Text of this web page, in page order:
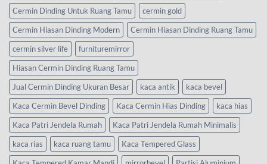
Cermin Dinding Untuk Ruang Tamu
cermin gold
Cermin Hiasan Dinding Modern
Cermin Hiasan Dinding Ruang Tamu
cermin silver life
furnituremirror
Hiasan Cermin Dinding Ruang Tamu
Jual Cermin Dinding Ukuran Besar
kaca antik
kaca bevel
Kaca Cermin Bevel Dinding
Kaca Cermin Hias Dinding
kaca hias
Kaca Patri Jendela Rumah
Kaca Patri Jendela Rumah Minimalis
kaca rias
kaca ruang tamu
Kaca Tempered Glass